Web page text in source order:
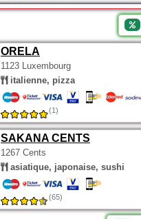
ORELA
1123 Luxembourg
italienne, pizza
(1)
SAKANA CENTS
1267 Cents
asiatique, japonaise, sushi
(65)